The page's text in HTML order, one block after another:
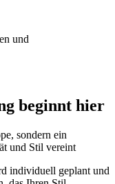
und
beginnt hier
sondern ein
und Stil vereint
individuell geplant und